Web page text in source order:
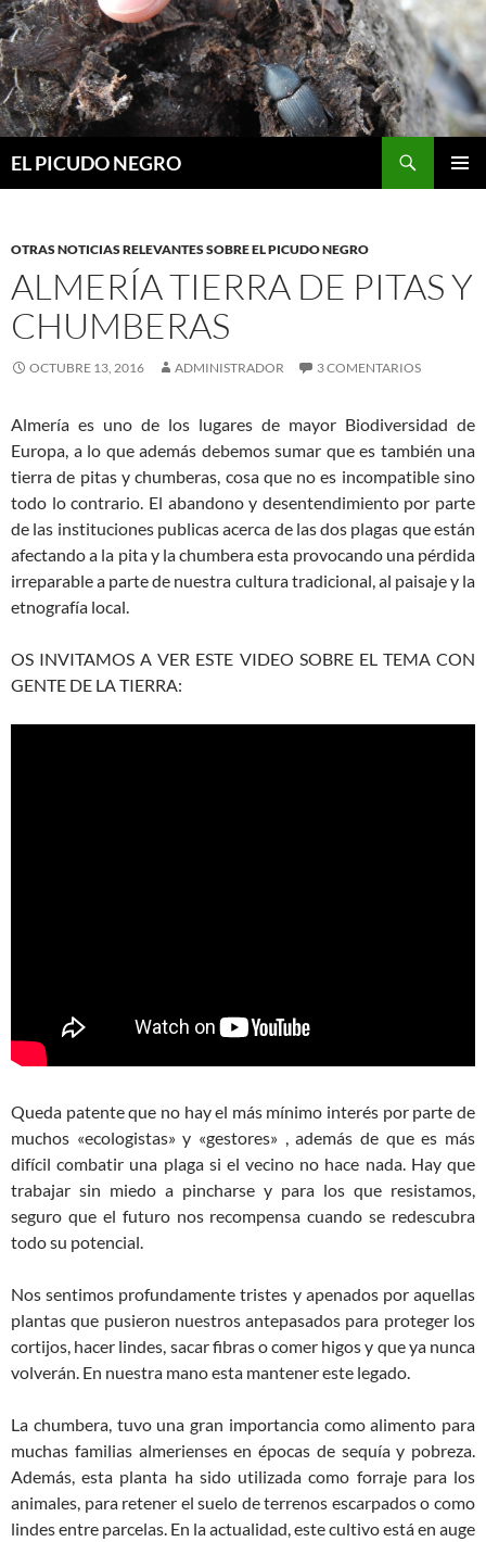
EL PICUDO NEGRO
OTRAS NOTICIAS RELEVANTES SOBRE EL PICUDO NEGRO
ALMERÍA TIERRA DE PITAS Y
CHUMBERAS
OCTUBRE 13, 2016 ADMINISTRADOR 3 COMENTARIOS
Almería es uno de los lugares de mayor Biodiversidad de
Europa, a lo que además debemos sumar que es también una
tierra de pitas y chumberas, cosa que no es incompatible sino
todo lo contrario. El abandono y desentendimiento por parte
de las instituciones publicas acerca de las dos plagas que están
afectando a la pita y la chumbera esta provocando una pérdida
irreparable a parte de nuestra cultura tradicional, al paisaje y la
etnografía local.
OS INVITAMOS A VER ESTE VIDEO SOBRE EL TEMA CON
GENTE DE LA TIERRA:
Queda patente que no hay el más mínimo interés por parte de
muchos «ecologistas» y «gestores» , además de que es más
difícil combatir una plaga si el vecino no hace nada. Hay que
trabajar sin miedo a pincharse y para los que resistamos,
seguro que el futuro nos recompensa cuando se redescubra
todo su potencial.
Nos sentimos profundamente tristes y apenados por aquellas
plantas que pusieron nuestros antepasados para proteger los
cortijos, hacer lindes, sacar fibras o comer higos y que ya nunca
volverán. En nuestra mano esta mantener este legado.
La chumbera, tuvo una gran importancia como alimento para
muchas familias almerienses en épocas de sequía y pobreza.
Además, esta planta ha sido utilizada como forraje para los
animales, para retener el suelo de terrenos escarpados o como
lindes entre parcelas. En la actualidad, este cultivo está en auge